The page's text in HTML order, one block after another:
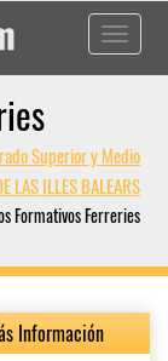
Toggle
Superior y Medio
LAS ILLES BALEARS
Formativos Ferreries
Información